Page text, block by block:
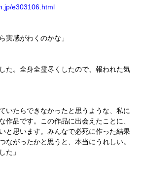
e303106.html
実感がわくのかな」
た。全身全霊尽くしたので、報われた気
いたらできなかったと思うような、私に
作品です。この作品に出会えたことに、
と思います。みんなで必死に作った結果
ながったかと思うと、本当にうれしい。
た」